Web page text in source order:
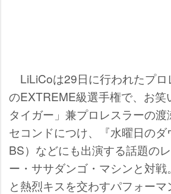
LiLiCoは29日に行われたプロ
のEXTREME級選手権で、お笑
タイガー」兼プロレスラーの
セコンドにつけ、『水曜日の
BS）などにも出演する話題の
ー・ササダンゴ・マシンと対
と熱烈キスを交わすパフォー